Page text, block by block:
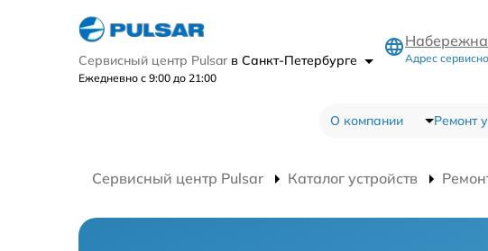
Сервисный центр Pulsar в Санкт-Петербурге
Ежедневно с 9:00 до 21:00
Адрес
О компании Ремонт
Сервисный центр Pulsar Каталог устройств